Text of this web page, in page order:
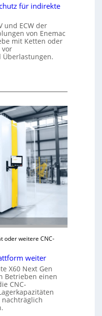
für indirekte
und ECW der
von Enemac
mit Ketten oder
vor
oder weitere CNC-
weiter
X60 Next Gen
Betrieben einen
CNC-